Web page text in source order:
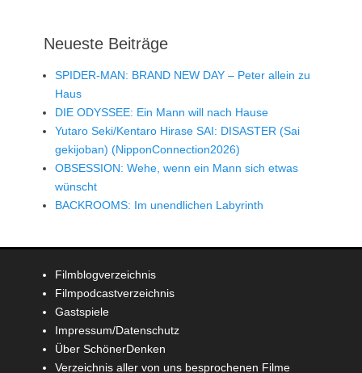
Neueste Beiträge
SPIDER-MAN: BRAND NEW DAY – Peter allein zu
Haus
DIE ODYSSEE: Ein Mann will nach Hause
Yutaro Seki/Kentaro Hirase SAI: DISASTER (Sai
gekijoban) (NipponConnection2026)
OBSESSION: Wehe, wenn ein Mann sich etwas
wünscht
BACKROOMS: Im unendlichen Labyrinth
Filmblogverzeichnis
Filmpodcastverzeichnis
Gastspiele
Impressum/Datenschutz
Über SchönerDenken
Verzeichnis aller von uns besprochenen Filme